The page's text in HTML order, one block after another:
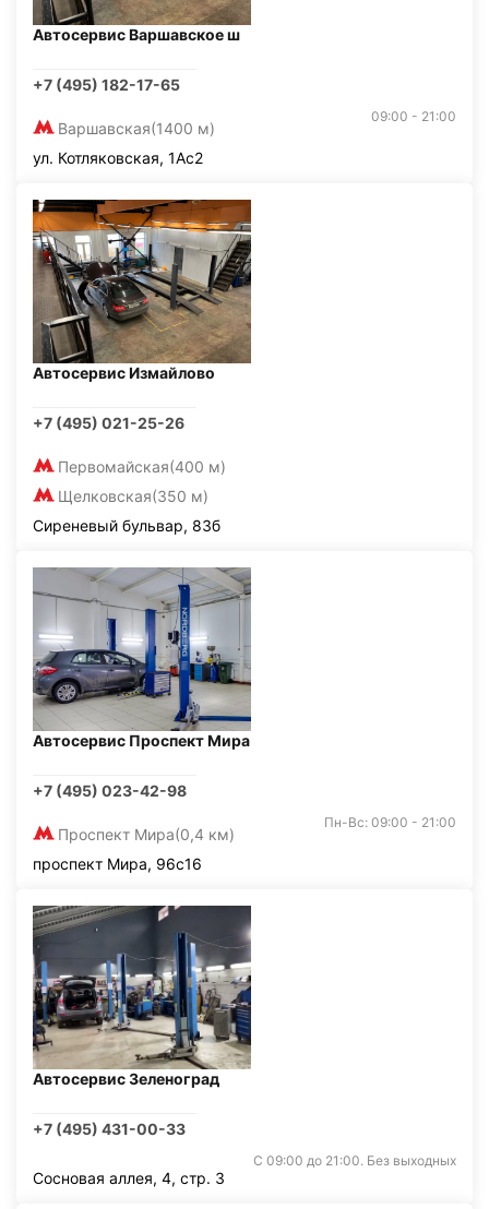
Автосервис Варшавское ш
+7 (495) 182-17-65
Варшавская(1400 м)
09:00 - 21:00
ул. Котляковская, 1Ас2
Автосервис Измайлово
+7 (495) 021-25-26
Первомайская(400 м)
Щелковская(350 м)
Сиреневый бульвар, 83б
Автосервис Проспект Мира
+7 (495) 023-42-98
Проспект Мира(0,4 км)
Пн-Вс: 09:00 - 21:00
проспект Мира, 96с16
Автосервис Зеленоград
+7 (495) 431-00-33
С 09:00 до 21:00. Без выходных
Сосновая аллея, 4, стр. 3